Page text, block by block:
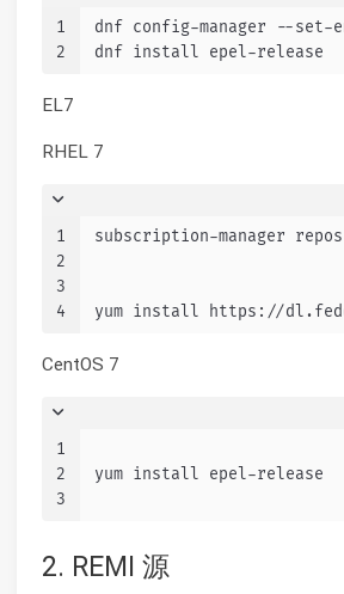
1
2
dnf config-manager --set-
dnf install epel-release
EL7
RHEL 7
1
2
3
4
subscription-manager
yum install https://
CentOS 7
1
2
3
yum install epel-release
2. REMI 源